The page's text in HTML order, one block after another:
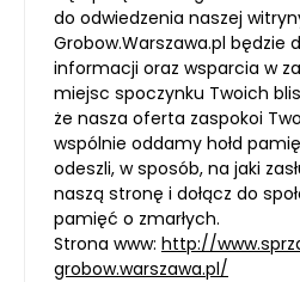
do odwiedzenia naszej
Grobow.Warszawa.pl będzie
informacji oraz wsparcia w
miejsc spoczynku Twoich
że nasza oferta zaspokoi
wspólnie oddamy hołd
odeszli, w sposób, na jaki
naszą stronę i dołącz do
pamięć o zmarłych.
Strona www: http://
grobow.warszawa.pl/